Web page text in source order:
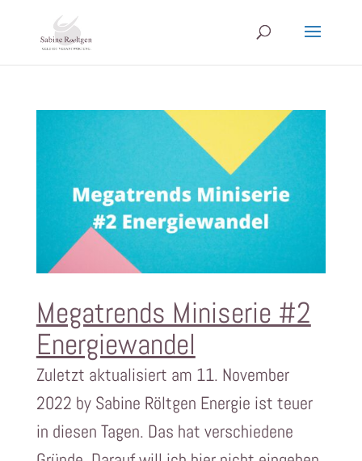
Megatrends Miniserie #2
Energiewandel
Zuletzt aktualisiert am 11. November
2022 by Sabine Röltgen Energie ist teuer
in diesen Tagen. Das hat verschiedene